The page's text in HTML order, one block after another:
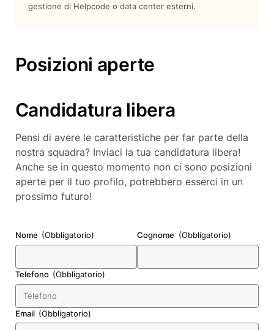
gestione di Helpcode o data center esterni.
Posizioni aperte
Candidatura libera
Pensi di avere le caratteristiche per far parte della
nostra squadra? Inviaci la tua candidatura libera!
Anche se in questo momento non ci sono posizioni
aperte per il tuo profilo, potrebbero esserci in un
prossimo futuro!
Nome (Obbligatorio) Cognome (Obbligatorio)
Telefono (Obbligatorio)
Email (Obbligatorio)